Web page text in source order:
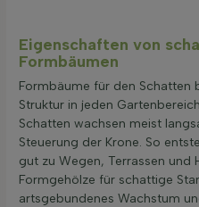
Eigenschaften von
Formbäumen
Formbäume für den Schatten
Struktur in jeden
Schatten wachsen meist
Steuerung der Krone. So
gut zu Wegen, Terrassen und
Formgehölze für schattige
artsgebundenes Wachstum